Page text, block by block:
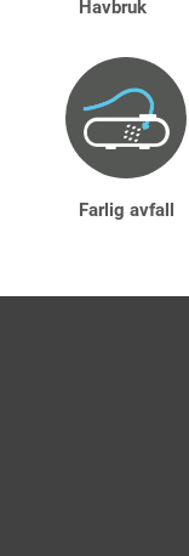
Havbruk
Farlig avfall